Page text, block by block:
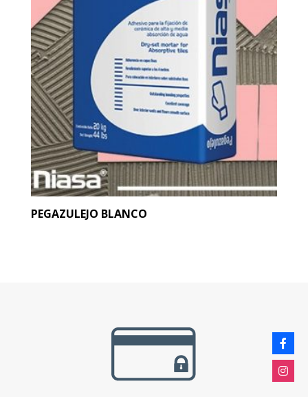
PEGAZULEJO BLANCO